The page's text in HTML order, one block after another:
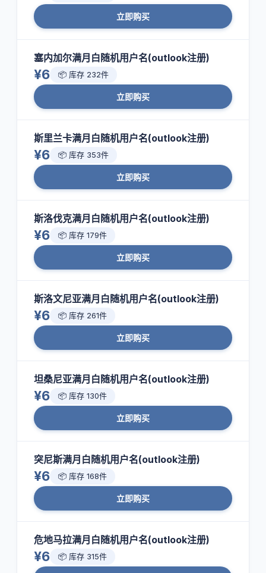
立即购买
塞内加尔满月白随机用户名(outlook注册)
¥6 📦 库存 232件
立即购买
斯里兰卡满月白随机用户名(outlook注册)
¥6 📦 库存 353件
立即购买
斯洛伐克满月白随机用户名(outlook注册)
¥6 📦 库存 179件
立即购买
斯洛文尼亚满月白随机用户名(outlook注册)
¥6 📦 库存 261件
立即购买
坦桑尼亚满月白随机用户名(outlook注册)
¥6 📦 库存 130件
立即购买
突尼斯满月白随机用户名(outlook注册)
¥6 📦 库存 168件
立即购买
危地马拉满月白随机用户名(outlook注册)
¥6 📦 库存 315件